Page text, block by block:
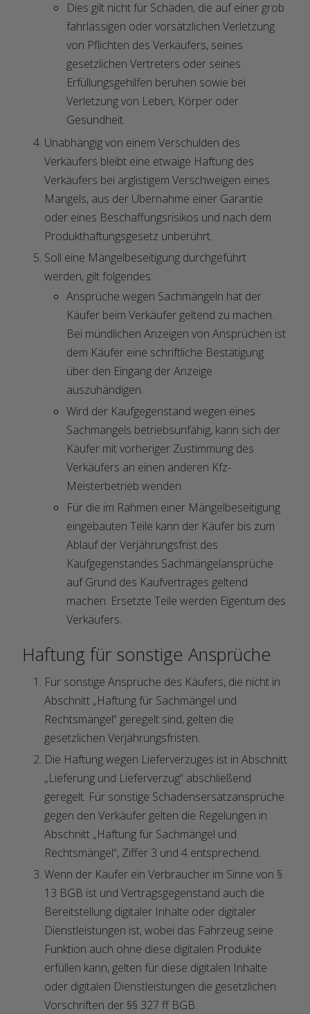
Dies gilt nicht für Schäden, die auf einer grob
fahrlässigen oder vorsätzlichen Verletzung
von Pflichten des Verkäufers, seines
gesetzlichen Vertreters oder seines
Erfüllungsgehilfen beruhen sowie bei
Verletzung von Leben, Körper oder
Gesundheit.
Unabhängig von einem Verschulden des
Verkäufers bleibt eine etwaige Haftung des
Verkäufers bei arglistigem Verschweigen eines
Mangels, aus der Übernahme einer Garantie
oder eines Beschaffungsrisikos und nach dem
Produkthaftungsgesetz unberührt.
Soll eine Mängelbeseitigung durchgeführt
werden, gilt folgendes:
Ansprüche wegen Sachmängeln hat der
Käufer beim Verkäufer geltend zu machen.
Bei mündlichen Anzeigen von Ansprüchen ist
dem Käufer eine schriftliche Bestätigung
über den Eingang der Anzeige
auszuhändigen.
Wird der Kaufgegenstand wegen eines
Sachmangels betriebsunfähig, kann sich der
Käufer mit vorheriger Zustimmung des
Verkäufers an einen anderen Kfz-
Meisterbetrieb wenden.
Für die im Rahmen einer Mängelbeseitigung
eingebauten Teile kann der Käufer bis zum
Ablauf der Verjährungsfrist des
Kaufgegenstandes Sachmängelansprüche
auf Grund des Kaufvertrages geltend
machen. Ersetzte Teile werden Eigentum des
Verkäufers.
Haftung für sonstige Ansprüche
Für sonstige Ansprüche des Käufers, die nicht in
Abschnitt „Haftung für Sachmängel und
Rechtsmängel“ geregelt sind, gelten die
gesetzlichen Verjährungsfristen.
Die Haftung wegen Lieferverzuges ist in Abschnitt
„Lieferung und Lieferverzug“ abschließend
geregelt. Für sonstige Schadensersatzansprüche
gegen den Verkäufer gelten die Regelungen in
Abschnitt „Haftung für Sachmängel und
Rechtsmängel“, Ziffer 3 und 4 entsprechend.
Wenn der Käufer ein Verbraucher im Sinne von §
13 BGB ist und Vertragsgegenstand auch die
Bereitstellung digitaler Inhalte oder digitaler
Dienstleistungen ist, wobei das Fahrzeug seine
Funktion auch ohne diese digitalen Produkte
erfüllen kann, gelten für diese digitalen Inhalte
oder digitalen Dienstleistungen die gesetzlichen
Vorschriften der §§ 327 ff BGB.